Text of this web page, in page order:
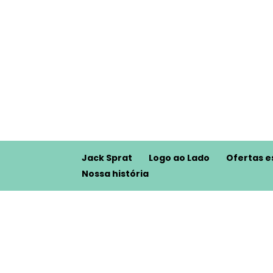
Jack Sprat Logo ao Lado Ofertas
Nossa história